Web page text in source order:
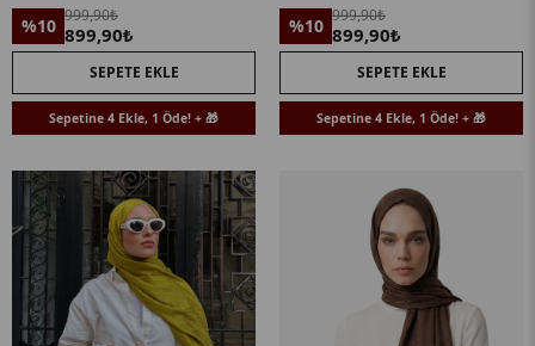
%10 999,90₺
899,90₺
SEPETE EKLE
Sepetine 4 Ekle, 1 Öde! + 🎁
%10 999,90₺
899,90₺
SEPETE EKLE
Sepetine 4 Ekle, 1 Öde! + 🎁